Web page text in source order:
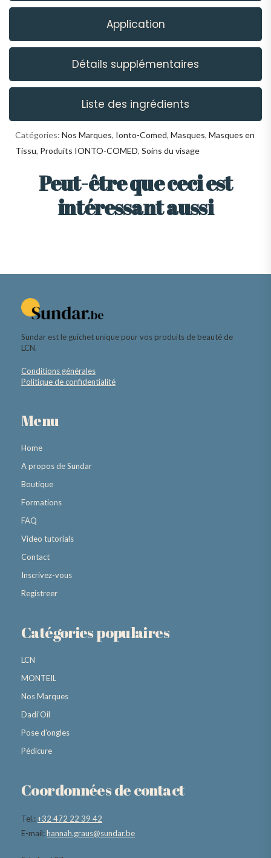
Application
Détails supplémentaires
Liste des ingrédients
Catégories: Nos Marques, Ionto-Comed, Masques, Masques en
Tissu, Produits IONTO-COMED, Soins du visage
Peut-être que ceci est
intéressant aussi
Sundar est le guichet unique pour vos produits de beauté de
LCN.
Conditions générales
Politique de confidentialité
Menu
Home
A propos de Sundar
Boutique
Formations
FAQ
Video tutorials
Contact
Inscrivez-vous
Registreer
Catégories populaires
LCN
MONTEIL
Nos Marques
Dadi’Oil
Pose d’ongles
Pédicure
Coordonnées de contact
Tel.:+32 472 22 39 42
E-mail:hannah.graus@sundar.be